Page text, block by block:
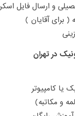
و ارسال فایل
برای آقایان )
در تهران
یا کامپیوتر
و مکاتبه)